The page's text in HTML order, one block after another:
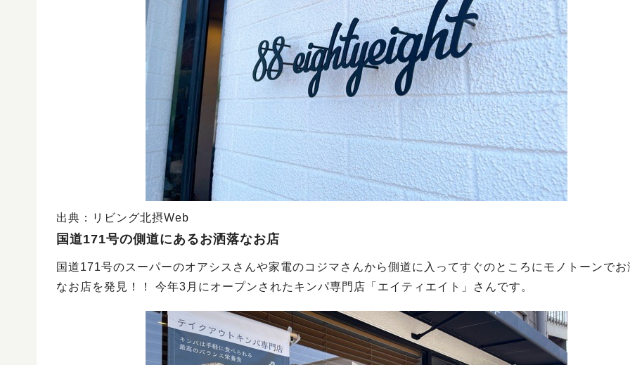
出典：リビング北摂Web
国道171号の側道にあるお洒落なお店
国道171号のスーパーのオアシスさんや家電のコジマさんから側道に入ってすぐのところにモノトーンでお
なお店を発見！！ 今年3月にオープンされたキンパ専門店「エイティエイト」さんです。